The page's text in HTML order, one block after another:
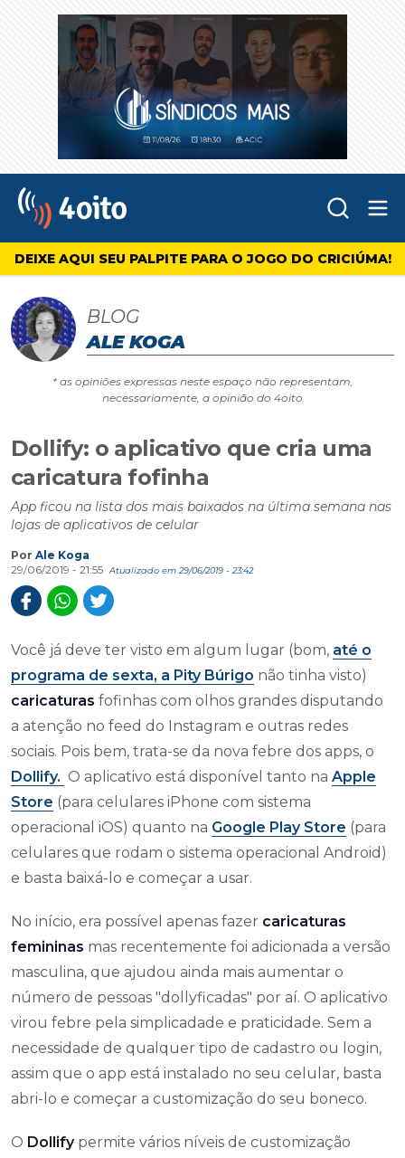
4oito
DEIXE AQUI SEU PALPITE PARA O JOGO DO CRICIÚMA!
BLOG
ALE KOGA
* as opiniões expressas neste espaço não representam,
necessariamente, a opinião do 4oito
Dollify: o aplicativo que cria uma
caricatura fofinha
App ficou na lista dos mais baixados na última semana nas
lojas de aplicativos de celular
Por Ale Koga
29/06/2019 - 21:55
Atualizado em 29/06/2019 - 23:42
Você já deve ter visto em algum lugar (bom, até o
programa de sexta, a Pity Búrigo não tinha visto)
caricaturas fofinhas com olhos grandes disputando
a atenção no feed do Instagram e outras redes
sociais. Pois bem, trata-se da nova febre dos apps, o
Dollify. O aplicativo está disponível tanto na Apple
Store (para celulares iPhone com sistema
operacional iOS) quanto na Google Play Store (para
celulares que rodam o sistema operacional Android)
e basta baixá-lo e começar a usar.
No início, era possível apenas fazer caricaturas
femininas mas recentemente foi adicionada a versão
masculina, que ajudou ainda mais aumentar o
número de pessoas "dollyficadas" por aí. O aplicativo
virou febre pela simplicadade e praticidade. Sem a
necessidade de qualquer tipo de cadastro ou login,
assim que o app está instalado no seu celular, basta
abri-lo e começar a customização do seu boneco.
O Dollify permite vários níveis de customização